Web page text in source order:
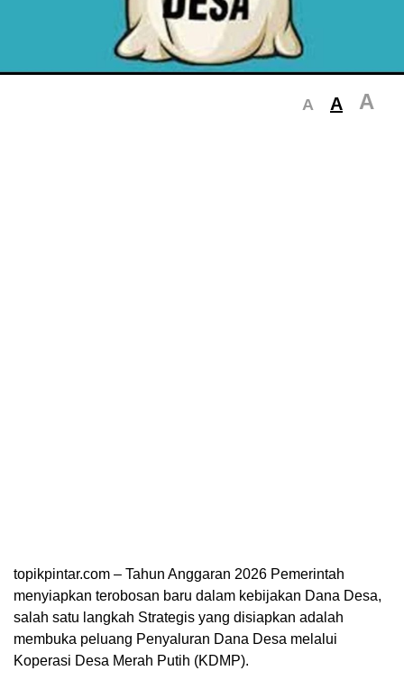
A A A
topikpintar.com – Tahun Anggaran 2026 Pemerintah
menyiapkan terobosan baru dalam kebijakan Dana Desa,
salah satu langkah Strategis yang disiapkan adalah
membuka peluang Penyaluran Dana Desa melalui
Koperasi Desa Merah Putih (KDMP).